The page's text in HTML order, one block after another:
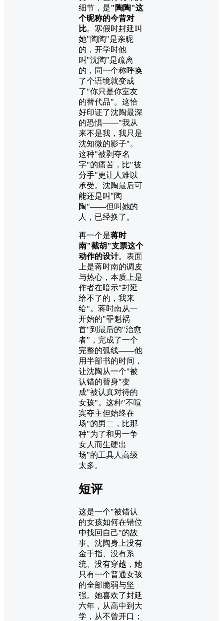
细节，是"陶陶"这
个昵称的今昔对
比。寒假时封延叫
她"陶陶"是亲昵
的，开学时他
叫"沈陶"是疏离
的，同一个称呼换
了个语境就变成
了"你只是你室友
的替代品"。这恰
好印证了沈陶最深
的恐惧——"我从
来不是我，我只是
沈知微的影子"。
这种"被剥夺名
字"的痛苦，比"被
分手"更让人难以
承受。沈陶最后可
能还是叫"陶
陶"——但叫她的
人，已经换了。
再一个是蒋时
南"截胡"支票这个
动作的设计。表面
上是蒋时南的调皮
与热心，本质上是
作者在暗示"封延
给不了的，我来
给"。蒋时南从一
开始的"罪魁祸
首"到最后的"治愈
者"，完成了一个
完整的弧线——他
用半部书的时间，
让沈陶从一个"被
认错的替身"变
成"被认真对待的
女孩"。这种"不喧
宾夺主但始终在
场"的男二，比那
种"为了和男一争
女人而生硬出
场"的工具人高级
太多。
短评
这是一个"被错认
的女孩如何在错位
中找回自己"的故
事。沈陶身上没有
金手指、没有系
统、没有穿越，她
只有一个普通女孩
的全部脆弱与坚
强。她喜欢了封延
六年，从高中到大
学，从不曾开口；